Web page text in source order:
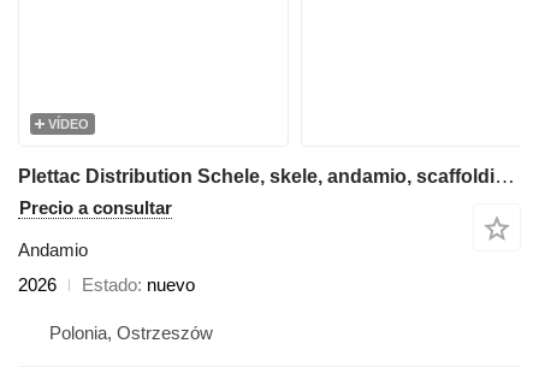
VÍDEO
Plettac Distribution Schele, skele, andamio, scaffolding, pastoliai, tellingud
Precio a consultar
Andamio
2026
Estado nuevo
Polonia, Ostrzeszów